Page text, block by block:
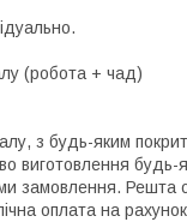
(робота + чад)
з будь-яким
виготовлення будь-
Решта
оплата на